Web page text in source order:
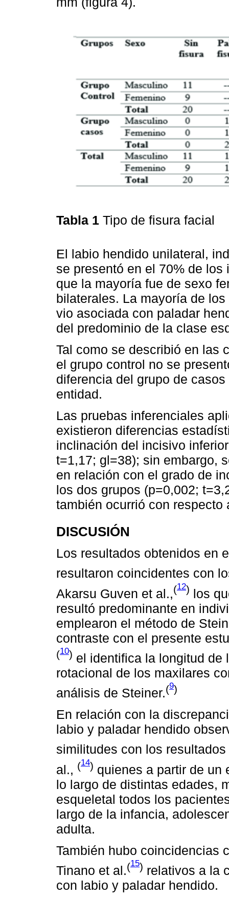
Tabla 1 Tipo de fisura facial
El labio hendido unilateral,
se presentó en el 70% de
que la mayoría fue de sexo
bilaterales. La mayoría de
vio asociada con paladar
del predominio de la clase
Tal como se describió en las
el grupo control no se
diferencia del grupo de
entidad.
Las pruebas inferenciales
existieron diferencias
inclinación del incisivo
t=1,17; gl=38); sin embargo,
en relación con el grado de
los dos grupos (p=0,002;
también ocurrió con
DISCUSIÓN
Los resultados obtenidos en
resultaron coincidentes con
Akarsu Guven et al.,(12) los
resultó predominante en
emplearon el método de
contraste con el presente
(10) el identifica la longitud de
rotacional de los maxilares
análisis de Steiner.(9)
En relación con la
labio y paladar hendido
similitudes con los
al., (14) quienes a partir de un
lo largo de distintas edades,
esqueletal todos los
largo de la infancia,
adulta.
También hubo coincidencias
Tinano et al.(15) relativos a la
con labio y paladar hendido.